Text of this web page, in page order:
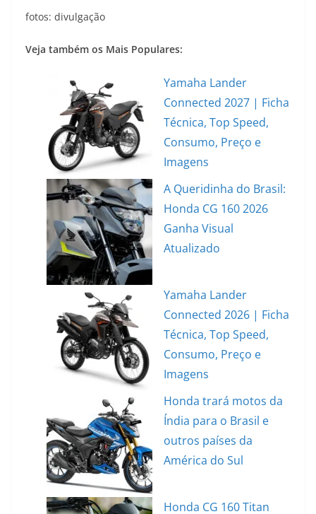
fotos: divulgação
Veja também os Mais Populares:
Yamaha Lander
Connected 2027 | Ficha
Técnica, Top Speed,
Consumo, Preço e
Imagens
A Queridinha do Brasil:
Honda CG 160 2026
Ganha Visual
Atualizado
Yamaha Lander
Connected 2026 | Ficha
Técnica, Top Speed,
Consumo, Preço e
Imagens
Honda trará motos da
Índia para o Brasil e
outros países da
América do Sul
Honda CG 160 Titan